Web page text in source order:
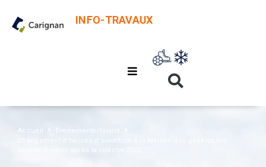
INFO-TRAVAUX
Accueil
Événements/loisirs
Changement d’heures d’ouverture à la Maison des générations
Ginette-Grenier après la relâche 2025